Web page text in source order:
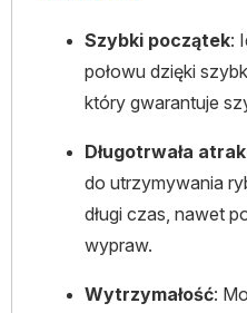
Szybki początek:
połowu dzięki
który gwarantuje
Długotrwała
do utrzymywania
długi czas, nawet
wypraw.
Wytrzymałość: